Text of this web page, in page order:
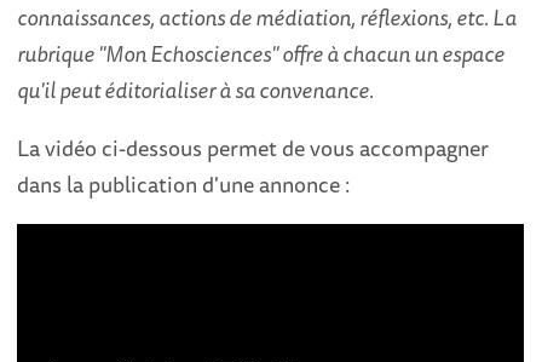
connaissances, actions de médiation, réflexions, etc. La
rubrique "Mon Echosciences" offre à chacun un espace
qu'il peut éditorialiser à sa convenance.
La vidéo ci-dessous permet de vous accompagner
dans la publication d'une annonce :